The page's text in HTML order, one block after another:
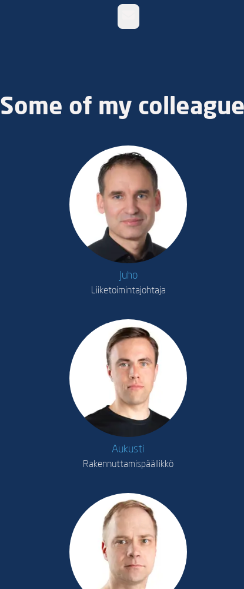
Some of my
Juho
Liiketoimintajohtaja
Aukusti
Rakennuttamispäällikkö